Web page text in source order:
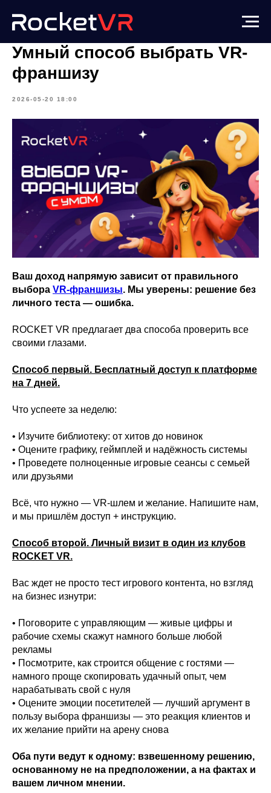
Умный способ выбрать VR-
франшизу
2026-05-20 18:00
Ваш доход напрямую зависит от правильного
выбора VR-франшизы. Мы уверены: решение без
личного теста — ошибка.
ROCKET VR предлагает два способа проверить все
своими глазами.
Способ первый. Бесплатный доступ к платформе
на 7 дней.
Что успеете за неделю:
• Изучите библиотеку: от хитов до новинок
• Оцените графику, геймплей и надёжность системы
• Проведете полноценные игровые сеансы с семьей
или друзьями
Всё, что нужно — VR-шлем и желание. Напишите нам,
и мы пришлём доступ + инструкцию.
Способ второй. Личный визит в один из клубов
ROCKET VR.
Вас ждет не просто тест игрового контента, но взгляд
на бизнес изнутри:
• Поговорите с управляющим — живые цифры и
рабочие схемы скажут намного больше любой
рекламы
• Посмотрите, как строится общение с гостями —
намного проще скопировать удачный опыт, чем
нарабатывать свой с нуля
• Оцените эмоции посетителей — лучший аргумент в
пользу выбора франшизы — это реакция клиентов и
их желание прийти на арену снова
Оба пути ведут к одному: взвешенному решению,
основанному не на предположении, а на фактах и
вашем личном мнении.